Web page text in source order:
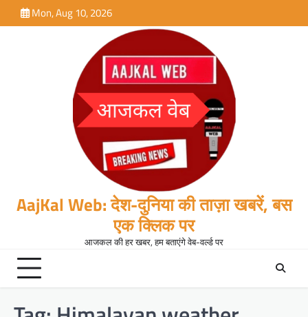
to
Mon, Aug 10, 2026
AajKal Web: देश-दुनिया की ताज़ा खबरें, बस
एक क्लिक पर
आजकल की हर खबर, हम बताएंगे वेब-वर्ल्ड पर